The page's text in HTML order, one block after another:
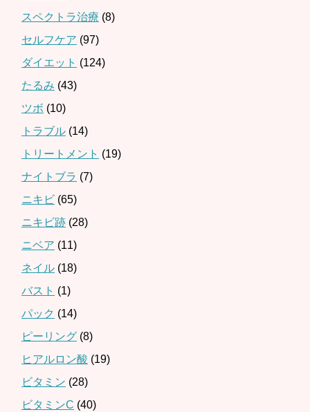
スペクトラ治療 (8)
セルフケア (97)
ダイエット (124)
たるみ (43)
ツボ (10)
トラブル (14)
トリートメント (19)
ナイトブラ (7)
ニキビ (65)
ニキビ跡 (28)
ニベア (11)
ネイル (18)
バスト (1)
パック (14)
ピーリング (8)
ヒアルロン酸 (19)
ビタミン (28)
ビタミンC (40)